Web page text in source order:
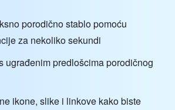
porodično stablo pomoću
za nekoliko sekundi
ugrađenim predlošcima porodičnog
ikone, slike i linkove kako biste